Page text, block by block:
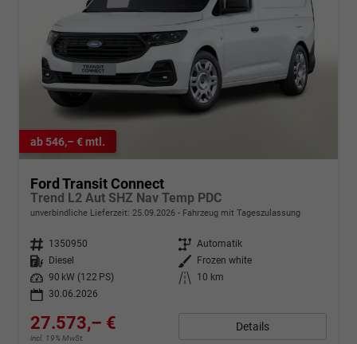
ab 546,– € mtl.
Ford Transit Connect
Trend L2 Aut SHZ Nav Temp PDC
unverbindliche Lieferzeit: 25.09.2026 Fahrzeug mit Tageszulassung
Fahrzeugnr. 1350950 Getriebe Automatik
Kraftstoff
Diesel Außenfarbe
Frozen white
Leistung
90 kW (122 PS) Kilometerstand
10 km
30.06.2026
27.573,– €
incl. 19% MwSt.
Details